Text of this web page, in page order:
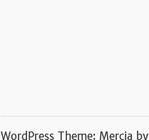
WordPress Theme: Mercia by